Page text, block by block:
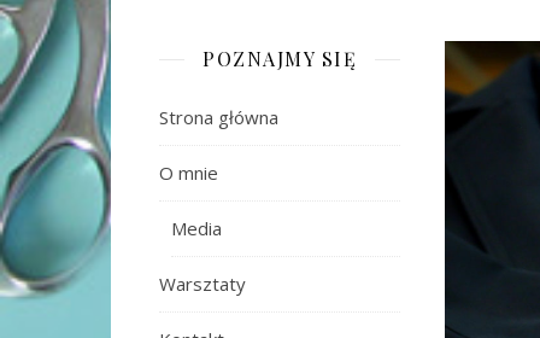
POZNAJMY SIĘ
Strona główna
O mnie
Media
Warsztaty